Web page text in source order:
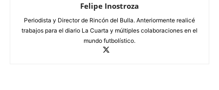
Felipe Inostroza
Periodista y Director de Rincón del Bulla. Anteriormente realicé
trabajos para el diario La Cuarta y múltiples colaboraciones en el
mundo futbolístico.